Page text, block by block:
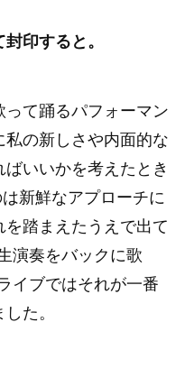
印すると。
て踊るパフォーマン
私の新しさや内面的な
いいかを考えたとき
新鮮なアプローチに
踏まえたうえで出て
演奏をバックに歌
イブではそれが一番
た。